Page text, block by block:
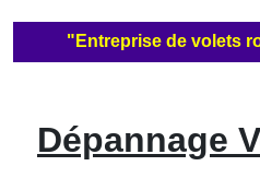
"Entreprise de volets
Dépannage